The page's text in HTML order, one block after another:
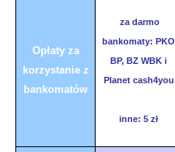
Opłaty za
korzystanie z
bankomatów
za darmo
bankomaty: PKO
BP, BZ WBK i
Planet cash4you
inne: 5 zł